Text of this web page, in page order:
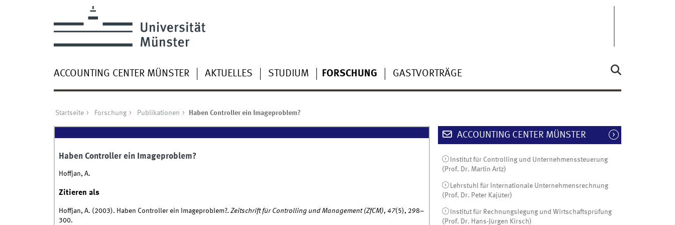
ACCOUNTING CENTER MÜNSTER AKTUELLES STUDIUM FORSCHUNG GASTVORTRÄGE
Startseite Forschung Publikationen Haben Controller ein Imageproblem?
Haben Controller ein Imageproblem?
Hoffjan, A.
Zitieren als
Hoffjan, A. (2003). Haben Controller ein Imageproblem?. Zeitschrift für Controlling und Management (ZfCM), 47(5), 298–
300.
ACCOUNTING CENTER MÜNSTER
Institut für Controlling und Unternehmenssteuerung
(Prof. Dr. Martin Artz)
Lehrstuhl für Internationale Unternehmensrechnung
(Prof. Dr. Peter Kajüter)
Institut für Rechnungslegung und Wirtschaftsprüfung
(Prof. Dr. Hans-Jürgen Kirsch)